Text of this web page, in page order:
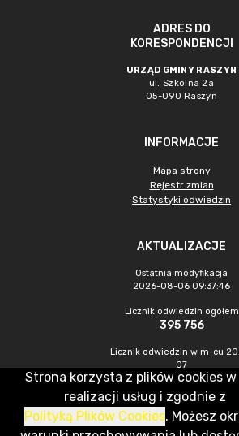
ADRES DO
KORESPONDENCJI
URZĄD GMINY RASZYN
ul. Szkolna 2a
05-090 Raszyn
INFORMACJE
Mapa strony
Rejestr zmian
Statystyki odwiedzin
AKTUALIZACJE
Ostatnia modyfikacja
2026-08-06 09:37:46
Licznik odwiedzin ogółem
395 756
Licznik odwiedzin w m-cu
07
1 067
CMS & Hosting: Nefeni Sp. z o.o.
Strona korzysta z plików cookies
realizacji usług i zgodnie z
Polityką Plików Cookies. Możesz